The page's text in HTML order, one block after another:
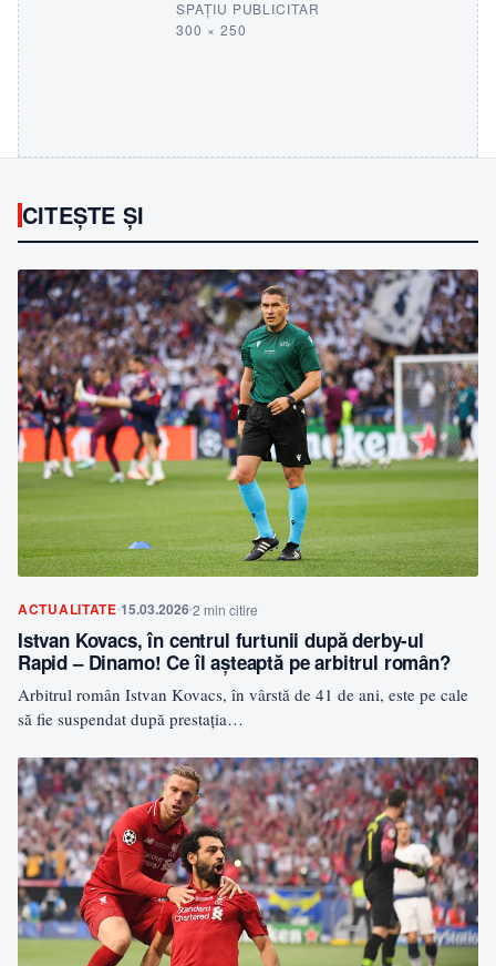
SPAȚIU PUBLICITAR
300 × 250
CITEȘTE ȘI
ACTUALITATE 15.03.2026 2 min citire
Istvan Kovacs, în centrul furtunii după derby-ul
Rapid – Dinamo! Ce îl așteaptă pe arbitrul român?
Arbitrul român Istvan Kovacs, în vârstă de 41 de ani, este pe cale
să fie suspendat după prestația…